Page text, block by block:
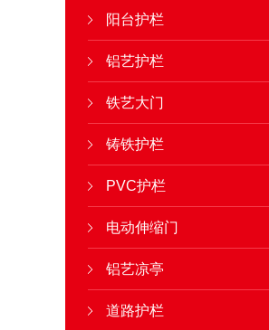
阳台护栏
铝艺护栏
铁艺大门
铸铁护栏
PVC护栏
电动伸缩门
铝艺凉亭
道路护栏